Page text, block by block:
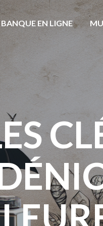
BANQUE EN LIGNE